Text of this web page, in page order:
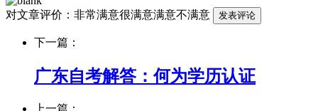
对文章评价： 非常满意很满意满意不满意
下一篇：
广东自考解答：何为学历认证
上一篇：